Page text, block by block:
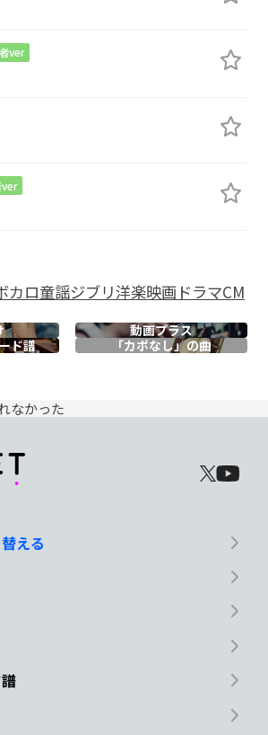
ver
ver
カロ童謡ジブリ洋楽映画ドラマCM
動画プラス
ド譜 「カポなし」の曲
なかった
える